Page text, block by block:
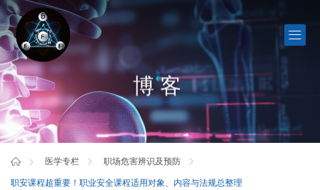
博客
医学专栏
职场危害辨识及预防
职安课程超重要！职业安全课程适用对象、内容与法规总整理